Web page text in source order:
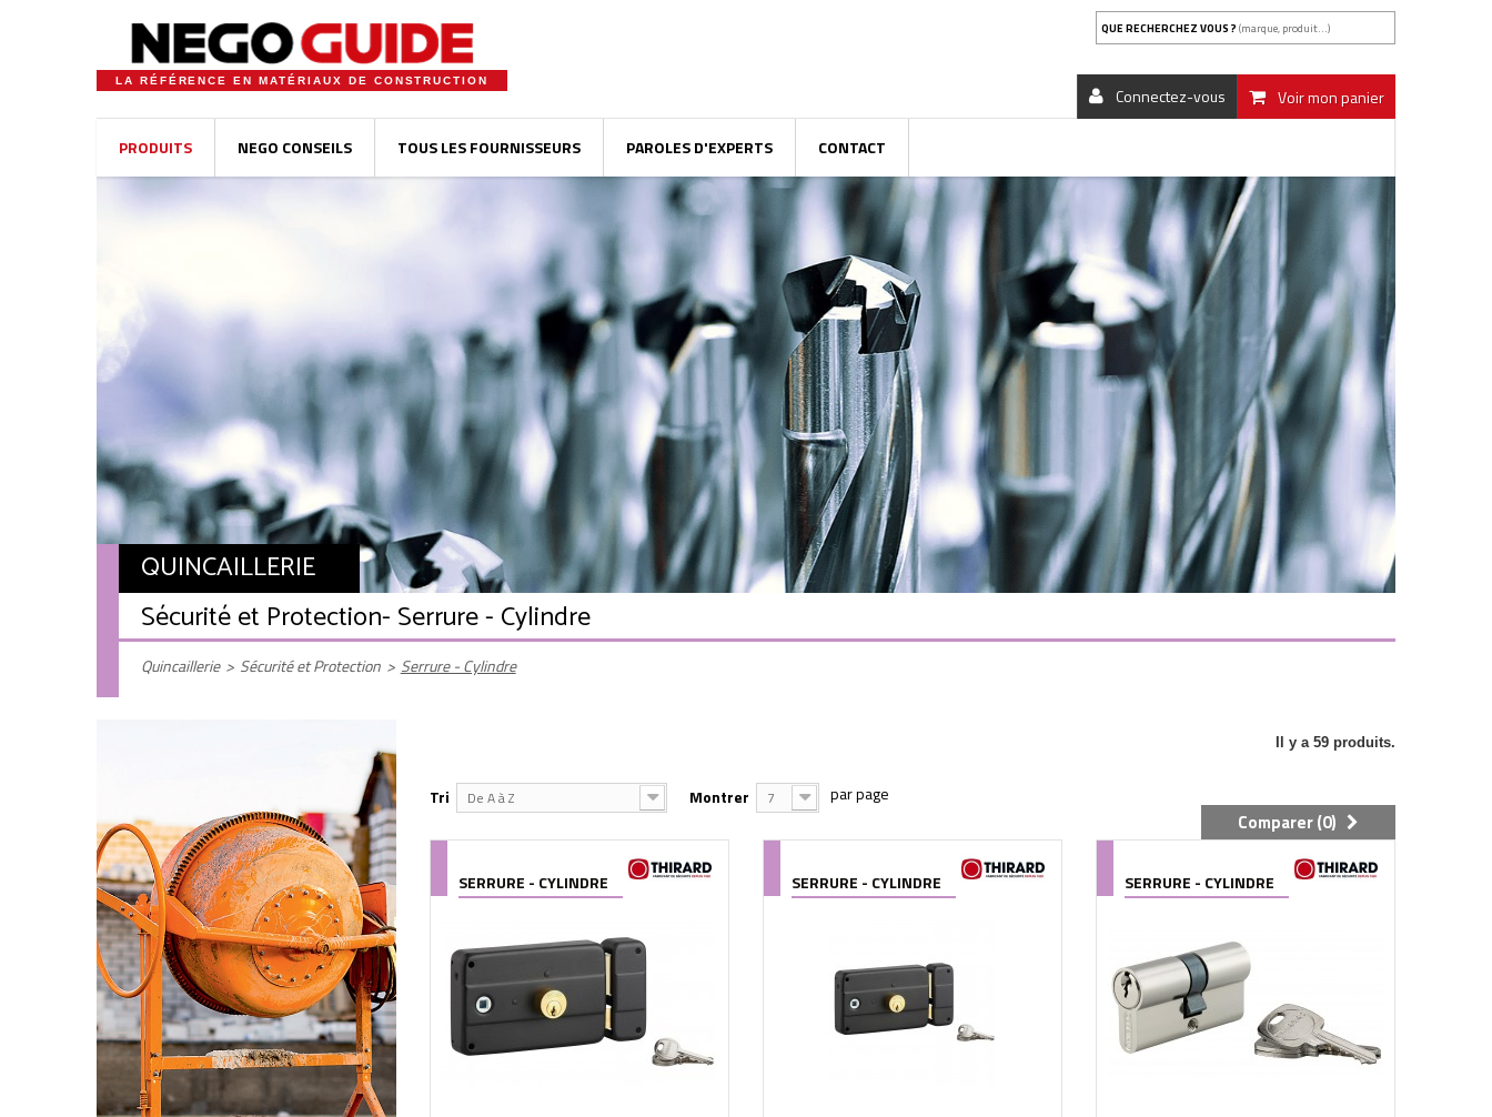
LA RÉFÉRENCE EN MATÉRIAUX DE CONSTRUCTION
QUE RECHERCHEZ VOUS ? (marque, produit...)
Voir mon panier
Connectez-vous
PRODUITS NEGO CONSEILS TOUS LES FOURNISSEURS PAROLES D'EXPERTS CONTACT
QUINCAILLERIE
Sécurité et Protection- Serrure - Cylindre
Quincaillerie > Sécurité et Protection > Serrure - Cylindre
Il y a 59 produits.
Tri De A à Z Montrer 7
Comparer (0)
SERRURE - CYLINDRE SERRURE - CYLINDRE SERRURE - CYLINDRE